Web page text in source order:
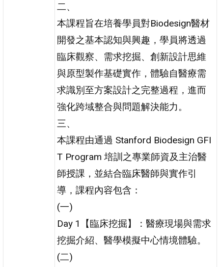
二、
本課程旨在培養學員對Biodesign醫材
開發之基本認知與興趣，學員將透過
臨床觀察、需求挖掘、創新設計思維
與原型製作基礎實作，體驗自醫療需
求識別至方案設計之完整過程，進而
強化跨域整合與問題解決能力。
三、
本課程由通過 Stanford Biodesign GFI
T Program 培訓之專業師資及主治醫
師授課，並結合臨床醫師與實作引
導，課程內容包含：
(一)
Day 1【臨床挖掘】：醫療現場與需求
挖掘介紹、醫學模擬中心情境體驗。
(二)